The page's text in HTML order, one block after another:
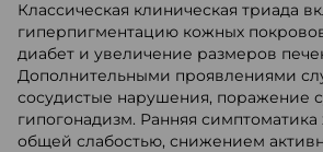
Классическая клиническая триада
гиперпигментацию кожных
диабет и увеличение размеров
Дополнительными проявлениями
сосудистые нарушения, поражение
гипогонадизм. Ранняя симптоматика
общей слабостью, снижением